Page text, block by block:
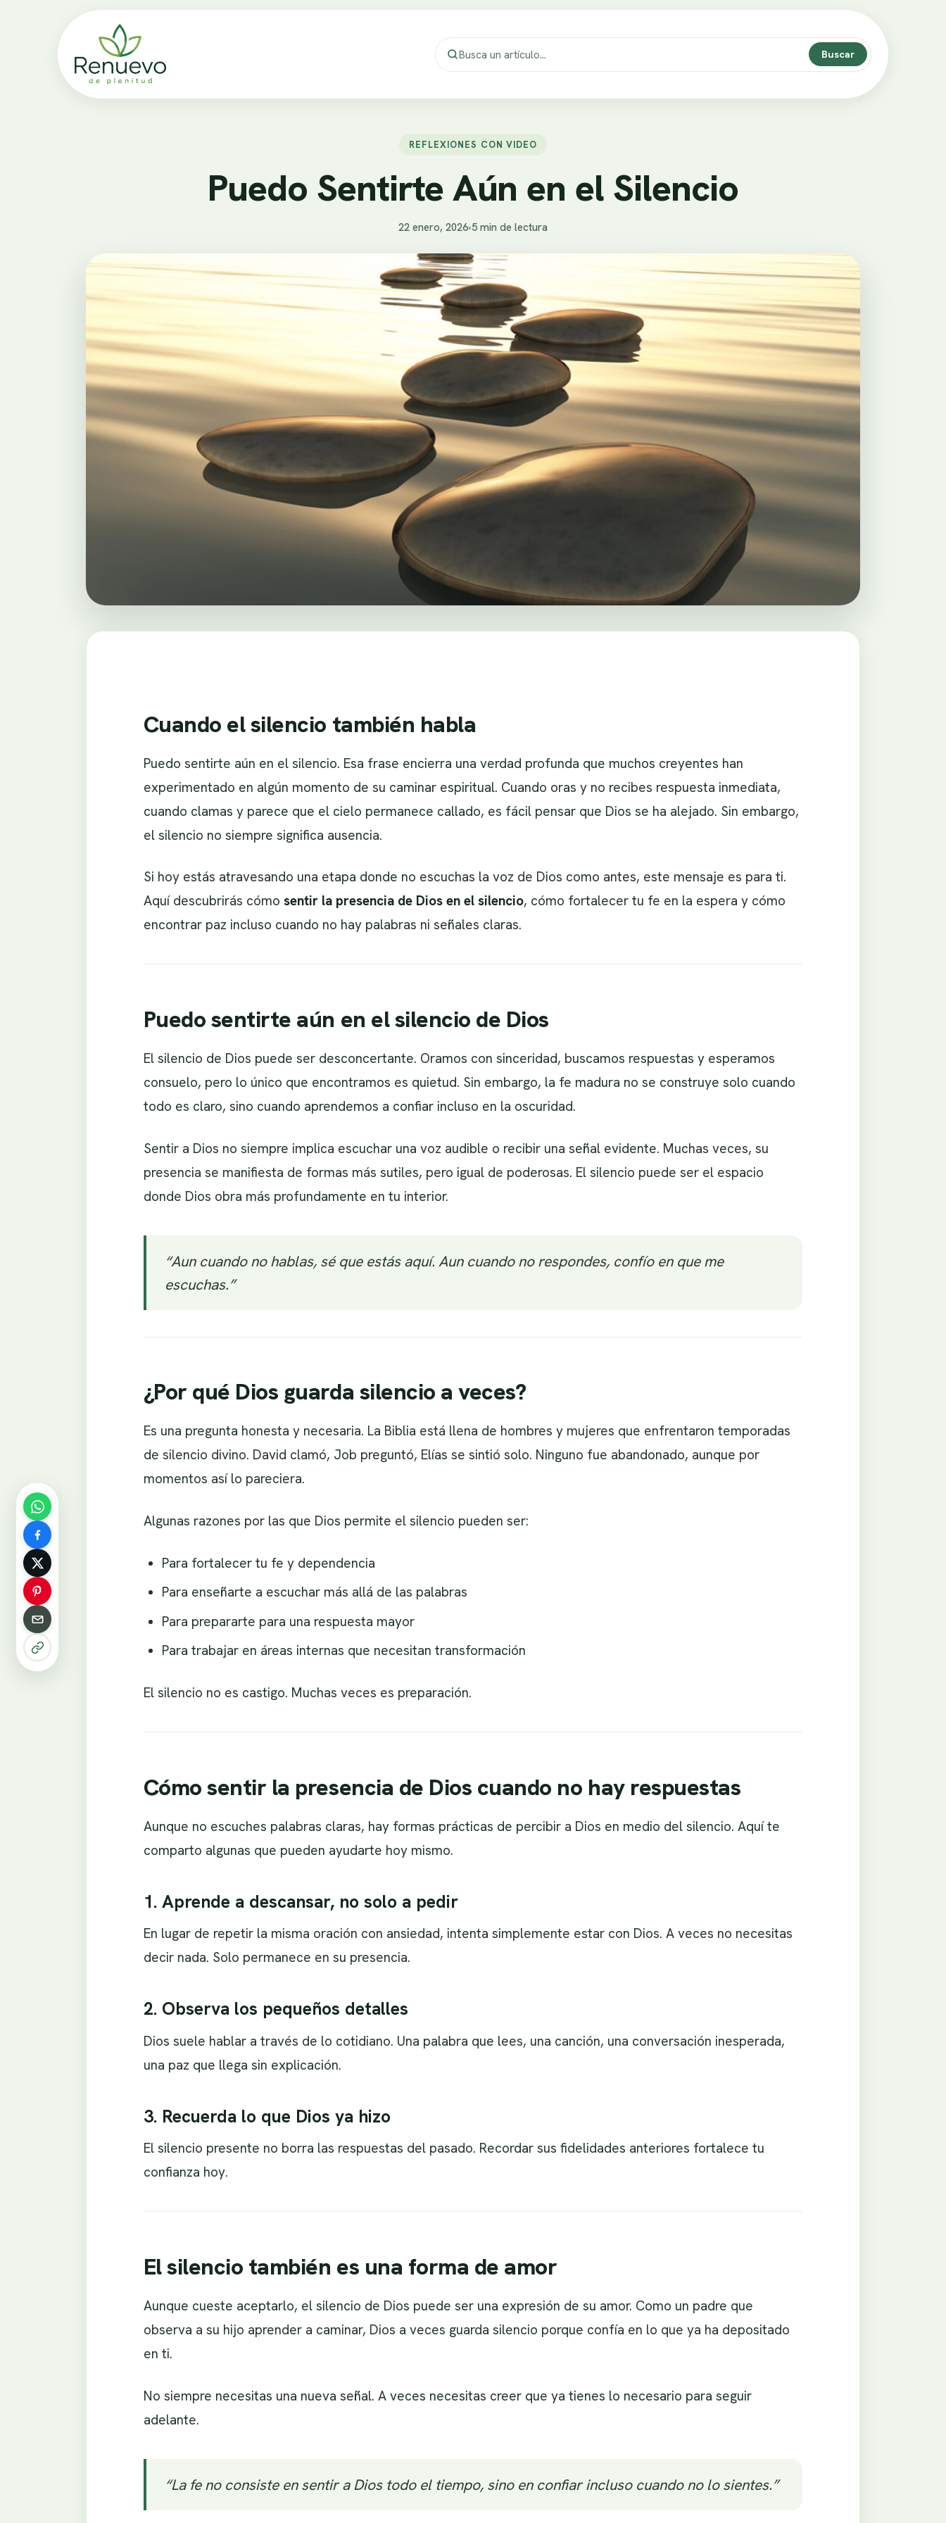
Buscar
REFLEXIONES CON VIDEO
Puedo Sentirte Aún en el Silencio
22 enero, 2026•5 min de lectura
Cuando el silencio también habla
Puedo sentirte aún en el silencio. Esa frase encierra una verdad profunda que muchos creyentes han
experimentado en algún momento de su caminar espiritual. Cuando oras y no recibes respuesta inmediata,
cuando clamas y parece que el cielo permanece callado, es fácil pensar que Dios se ha alejado. Sin embargo,
el silencio no siempre significa ausencia.
Si hoy estás atravesando una etapa donde no escuchas la voz de Dios como antes, este mensaje es para ti.
Aquí descubrirás cómo sentir la presencia de Dios en el silencio, cómo fortalecer tu fe en la espera y cómo
encontrar paz incluso cuando no hay palabras ni señales claras.
Puedo sentirte aún en el silencio de Dios
El silencio de Dios puede ser desconcertante. Oramos con sinceridad, buscamos respuestas y esperamos
consuelo, pero lo único que encontramos es quietud. Sin embargo, la fe madura no se construye solo cuando
todo es claro, sino cuando aprendemos a confiar incluso en la oscuridad.
Sentir a Dios no siempre implica escuchar una voz audible o recibir una señal evidente. Muchas veces, su
presencia se manifiesta de formas más sutiles, pero igual de poderosas. El silencio puede ser el espacio
donde Dios obra más profundamente en tu interior.
“Aun cuando no hablas, sé que estás aquí. Aun cuando no respondes, confío en que me
escuchas.”
¿Por qué Dios guarda silencio a veces?
Es una pregunta honesta y necesaria. La Biblia está llena de hombres y mujeres que enfrentaron temporadas
de silencio divino. David clamó, Job preguntó, Elías se sintió solo. Ninguno fue abandonado, aunque por
momentos así lo pareciera.
Algunas razones por las que Dios permite el silencio pueden ser:
Para fortalecer tu fe y dependencia
Para enseñarte a escuchar más allá de las palabras
Para prepararte para una respuesta mayor
Para trabajar en áreas internas que necesitan transformación
El silencio no es castigo. Muchas veces es preparación.
Cómo sentir la presencia de Dios cuando no hay respuestas
Aunque no escuches palabras claras, hay formas prácticas de percibir a Dios en medio del silencio. Aquí te
comparto algunas que pueden ayudarte hoy mismo.
1. Aprende a descansar, no solo a pedir
En lugar de repetir la misma oración con ansiedad, intenta simplemente estar con Dios. A veces no necesitas
decir nada. Solo permanece en su presencia.
2. Observa los pequeños detalles
Dios suele hablar a través de lo cotidiano. Una palabra que lees, una canción, una conversación inesperada,
una paz que llega sin explicación.
3. Recuerda lo que Dios ya hizo
El silencio presente no borra las respuestas del pasado. Recordar sus fidelidades anteriores fortalece tu
confianza hoy.
El silencio también es una forma de amor
Aunque cueste aceptarlo, el silencio de Dios puede ser una expresión de su amor. Como un padre que
observa a su hijo aprender a caminar, Dios a veces guarda silencio porque confía en lo que ya ha depositado
en ti.
No siempre necesitas una nueva señal. A veces necesitas creer que ya tienes lo necesario para seguir
adelante.
“La fe no consiste en sentir a Dios todo el tiempo, sino en confiar incluso cuando no lo sientes.”